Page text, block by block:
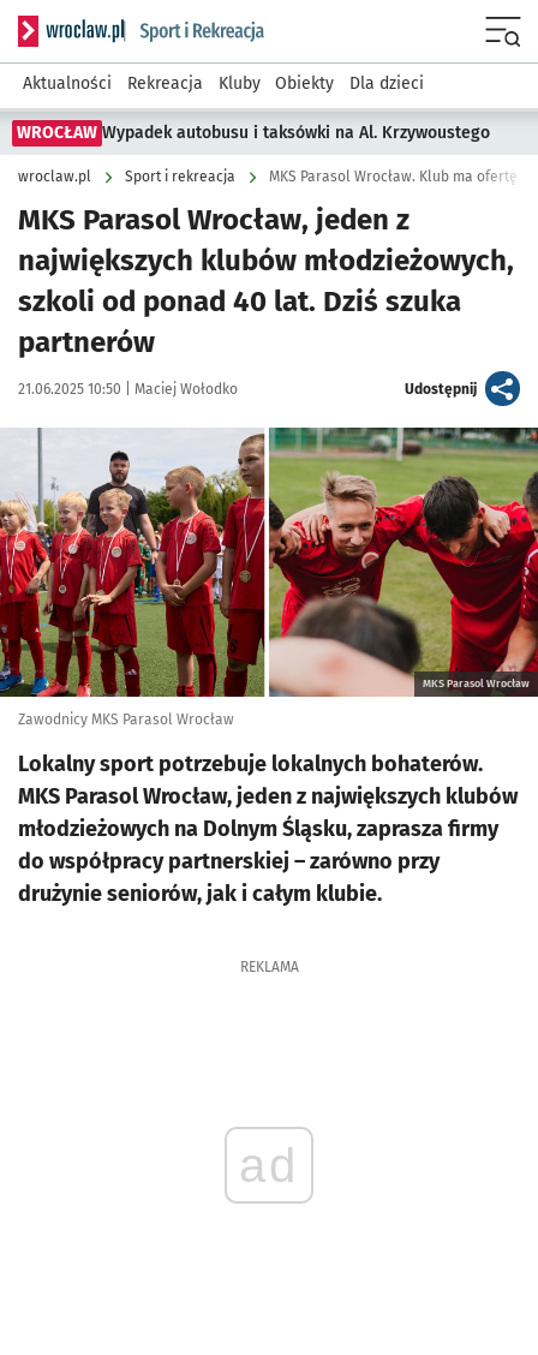
Serwis informacyjny wroclaw.pl podserwis: Sport i rekreacja
Aktualności Rekreacja Kluby Obiekty Dla dzieci
WROCŁAW Wypadek autobusu i taksówki na Al. Krzywoustego
wroclaw.pl Sport i rekreacja MKS Parasol Wrocław. Klub ma ofertę
MKS Parasol Wrocław, jeden z
największych klubów młodzieżowych,
szkoli od ponad 40 lat. Dziś szuka
partnerów
Data publikacji:
21.06.2025 10:50 | Autor:
Maciej Wołodko Udostępnijartykuł
MKS Parasol Wrocław
Zawodnicy MKS Parasol Wrocław
Lokalny sport potrzebuje lokalnych bohaterów.
MKS Parasol Wrocław, jeden z największych klubów
młodzieżowych na Dolnym Śląsku, zaprasza firmy
do współpracy partnerskiej – zarówno przy
drużynie seniorów, jak i całym klubie.
REKLAMA
ad